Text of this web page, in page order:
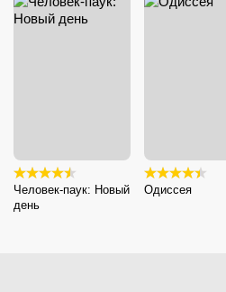
Человек-паук: Новый
день
Одиссея